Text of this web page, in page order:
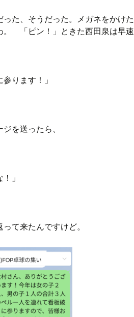
た、そうだった。メガネをかけ
。 「ピン！」ときた西田泉は早
参ります！」
を送ったら、
」
て来たんですけど。